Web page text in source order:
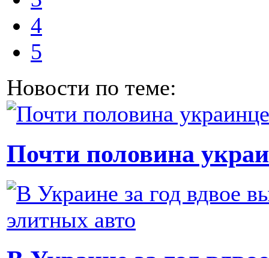
4
5
Новости по теме:
Почти половина